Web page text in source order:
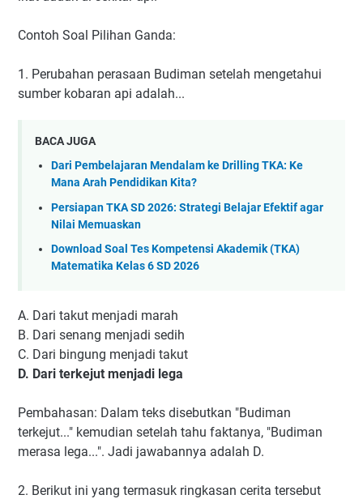
Contoh Soal Pilihan Ganda:
1. Perubahan perasaan Budiman setelah mengetahui
sumber kobaran api adalah...
BACA JUGA
Dari Pembelajaran Mendalam ke Drilling TKA: Ke
Mana Arah Pendidikan Kita?
Persiapan TKA SD 2026: Strategi Belajar Efektif agar
Nilai Memuaskan
Download Soal Tes Kompetensi Akademik (TKA)
Matematika Kelas 6 SD 2026
A. Dari takut menjadi marah
B. Dari senang menjadi sedih
C. Dari bingung menjadi takut
D. Dari terkejut menjadi lega
Pembahasan: Dalam teks disebutkan "Budiman
terkejut..." kemudian setelah tahu faktanya, "Budiman
merasa lega...". Jadi jawabannya adalah D.
2. Berikut ini yang termasuk ringkasan cerita tersebut